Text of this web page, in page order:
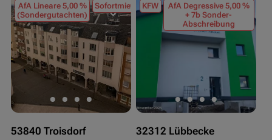
AfA Lineare 5,00 %
(Sondergutachten)
Sofortmiete
53840 Troisdorf
KFW
AfA Degressive 5,00 %
+ 7b Sonder-
Abschreibung
32312 Lübbecke